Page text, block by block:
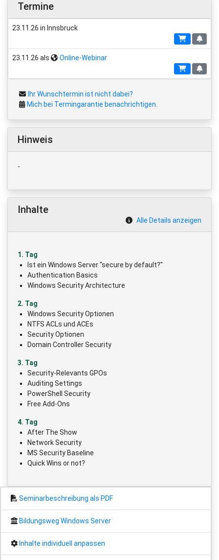
Termine
23.11.26 in Innsbruck
23.11.26 als Online-Webinar
Ihr Wunschtermin ist nicht dabei?
Mich bei Termingarantie benachrichtigen.
Hinweis
-
Inhalte
Alle Details anzeigen
1. Tag
Ist ein Windows Server "secure by default?"
Authentication Basics
Windows Security Architecture
2. Tag
Windows Security Optionen
NTFS ACLs und ACEs
Security Optionen
Domain Controller Security
3. Tag
Security-Relevants GPOs
Auditing Settings
PowerShell Security
Free Add-Ons
4. Tag
After The Show
Network Security
MS Security Baseline
Quick Wins or not?
Seminarbeschreibung als PDF
Bildungsweg Windows Server
Inhalte individuell anpassen